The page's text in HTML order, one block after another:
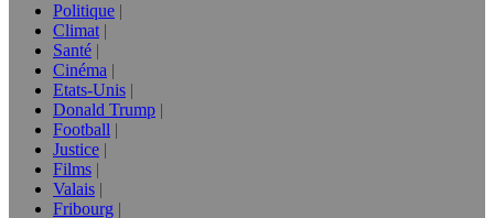
Politique
Climat
Santé
Cinéma
Etats-Unis
Donald Trump
Football
Justice
Films
Valais
Fribourg